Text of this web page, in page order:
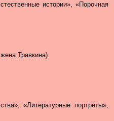
истории», «Порочная
Травкина).
«Литературные портреты»,